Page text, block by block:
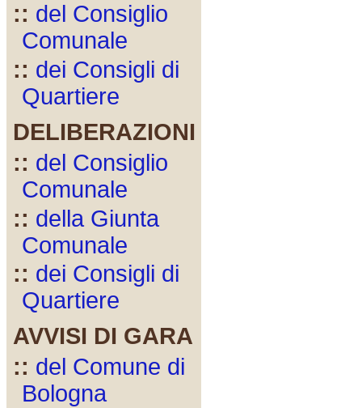
:: del Consiglio
Comunale
:: dei Consigli di
Quartiere
DELIBERAZIONI
:: del Consiglio
Comunale
:: della Giunta
Comunale
:: dei Consigli di
Quartiere
AVVISI DI GARA
:: del Comune di
Bologna